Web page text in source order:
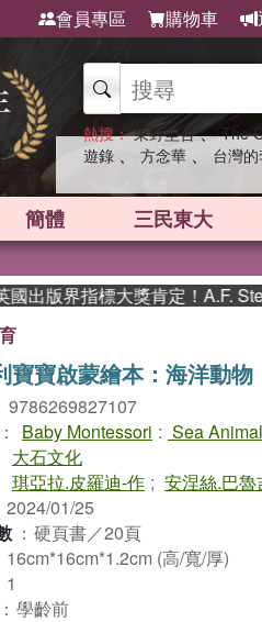
會員專區 購物車
熱搜： 東野圭吾 、 The
遊錄 、 方念華 、 台灣
簡體 三民東大
版界指標大獎肯定！A.F.
寶寶啟蒙繪本：海洋動物
9786269827107
： Baby Montessori : Sea
大石文化
琪亞拉.皮羅迪-作 ; 安涅絲.巴魯
2024/01/25
： 硬頁書／20頁
16cm*16cm*1.2cm (高/寬/厚)
1
： 學齡前